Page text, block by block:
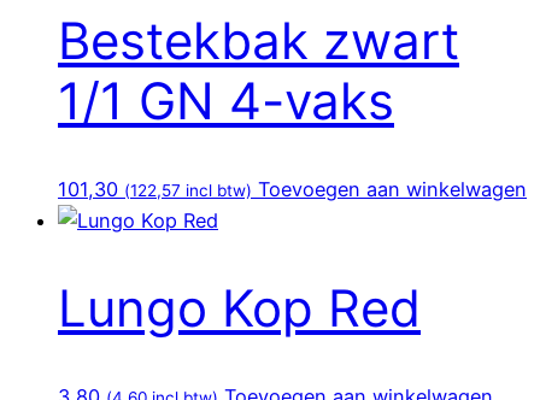
Bestekbak zwart
1/1 GN 4-vaks
101,30 (122,57 incl btw) Toevoegen aan winkelwagen
Lungo Kop Red